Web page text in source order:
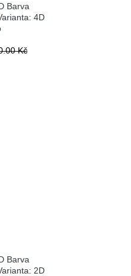
Barva
4D
Kč
Barva
2D